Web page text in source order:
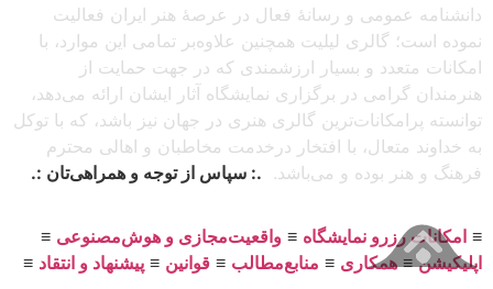
دانشنامه عمومی و رسانهٔ فعال در عرصهٔ هنر ایران فعالیت
نموده است؛ گالری لیلیت همچنین علاوه‌بر تمامی این موارد، با
امکانات متعدد و بسیار ارزشمندی که در جهت حمایت از
هنرمندان گرامی در برگزاری نمایشگاه آثار ایشان ارائه می‌دهد،
توانسته پرامکانات‌ترین گالری هنری در جهان نیز باشد، که با توکل
به خداوند متعال، با افتخار درخدمت مخاطبان و اهالی محترم
فرهنگ و هنر بوده و می‌باشد. .: سپاس از توجه و همراهی‌تان :.
≡ امکانات رزرو نمایشگاه ≡ واقعیت‌مجازی و هوش‌مصنوعی ≡
اپلیکیشن≡همکاری ≡ منابع‌مطالب ≡ قوانین ≡ پیشنهاد و انتقاد ≡